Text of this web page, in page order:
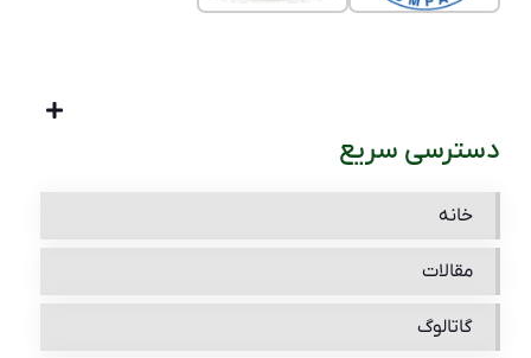
دسترسی سریع
خانه
مقالات
گاتالوگ